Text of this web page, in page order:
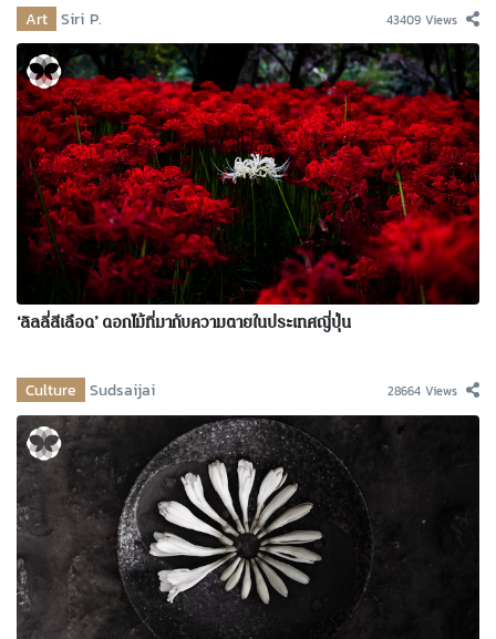
Art Siri P. 43409 Views
‘ลิลลี่สีเลือด’ ดอกไม้ที่มากับความตายในประเทศญี่ปุ่น
Culture Sudsaijai 28664 Views